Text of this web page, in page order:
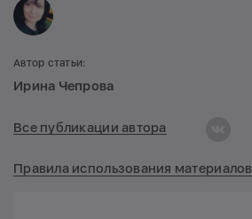
Автор статьи:
Ирина Чепрова
Все публикации автора
Правила использования материалов